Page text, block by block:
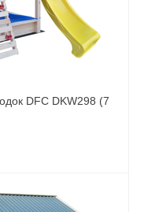
DFC DKW298 (7